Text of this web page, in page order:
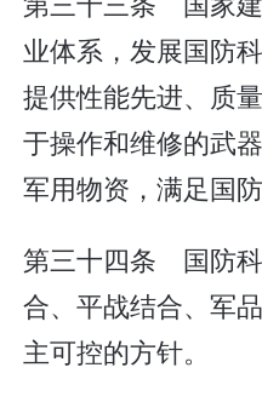
业体系，发展国防
提供性能先进、质
于操作和维修的武
军用物资，满足国防
第三十四条 国防
合、平战结合、军
主可控的方针。